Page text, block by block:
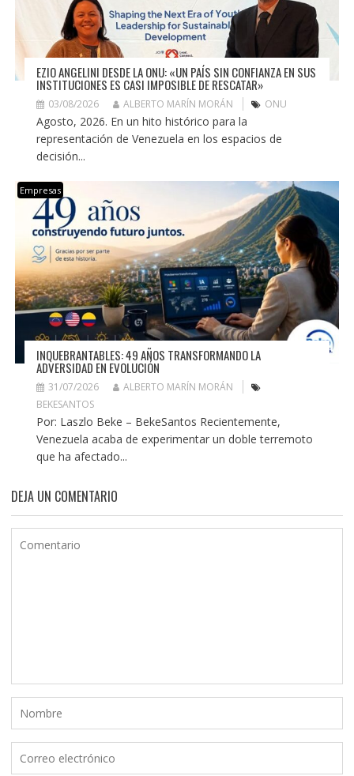
EZIO ANGELINI DESDE LA ONU: «UN PAÍS SIN CONFIANZA EN SUS
INSTITUCIONES ES CASI IMPOSIBLE DE RESCATAR»
03/08/2026 ALBERTO MARÍN MORÁN ONU
Agosto, 2026. En un hito histórico para la
representación de Venezuela en los espacios de
decisión...
Empresas
INQUEBRANTABLES: 49 AÑOS TRANSFORMANDO LA
ADVERSIDAD EN EVOLUCIÓN
31/07/2026
ALBERTO MARÍN MORÁN
BEKESANTOS
Por: Laszlo Beke – BekeSantos Recientemente,
Venezuela acaba de experimentar un doble terremoto
que ha afectado...
DEJA UN COMENTARIO